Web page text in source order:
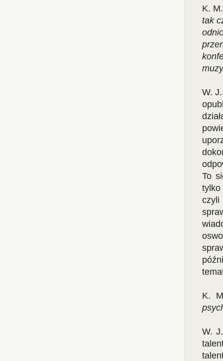
K.
tak
W.
To
tylko
czyli
K.
W.